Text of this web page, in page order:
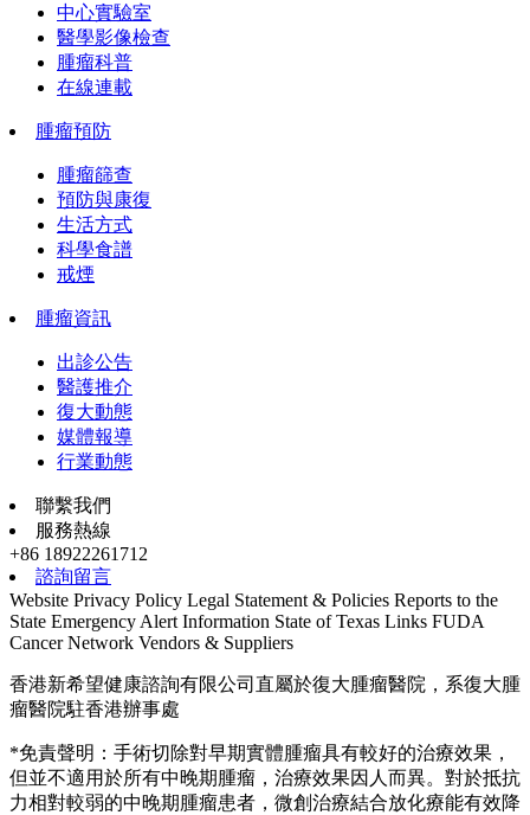
中心實驗室
醫學影像檢查
腫瘤科普
在線連載
腫瘤預防
腫瘤篩查
預防與康復
生活方式
科學食譜
戒煙
腫瘤資訊
出診公告
醫護推介
復大動態
媒體報導
行業動態
聯繫我們
服務熱線
+86 18922261712
諮詢留言
Website Privacy Policy Legal Statement & Policies Reports to the
State Emergency Alert Information State of Texas Links FUDA
Cancer Network Vendors & Suppliers
香港新希望健康諮詢有限公司直屬於復大腫瘤醫院，系復大腫
瘤醫院駐香港辦事處
*免責聲明：手術切除對早期實體腫瘤具有較好的治療效果，
但並不適用於所有中晚期腫瘤，治療效果因人而異。對於抵抗
力相對較弱的中晚期腫瘤患者，微創治療結合放化療能有效降